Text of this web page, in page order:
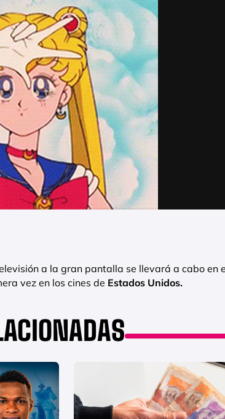
a la gran pantalla se llevará a cabo en
vez en los cines de Estados Unidos.